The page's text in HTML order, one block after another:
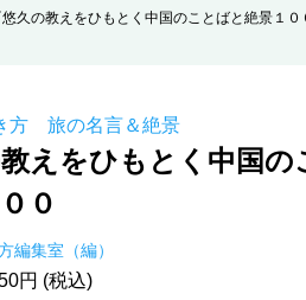
の教えをひもとく中国のことばと絶景１０
方 旅の名言＆絶景
えをひもとく中国の
０
編集室（編）
円 (税込)